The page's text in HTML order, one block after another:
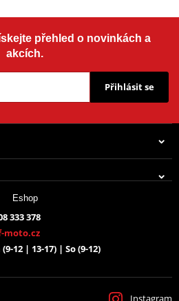
přehled o novinkách a
akcích.
Přihlásit se
Eshop
333 378
moto.cz
(9-12 | 13-17) | So (9-12)
Instagram